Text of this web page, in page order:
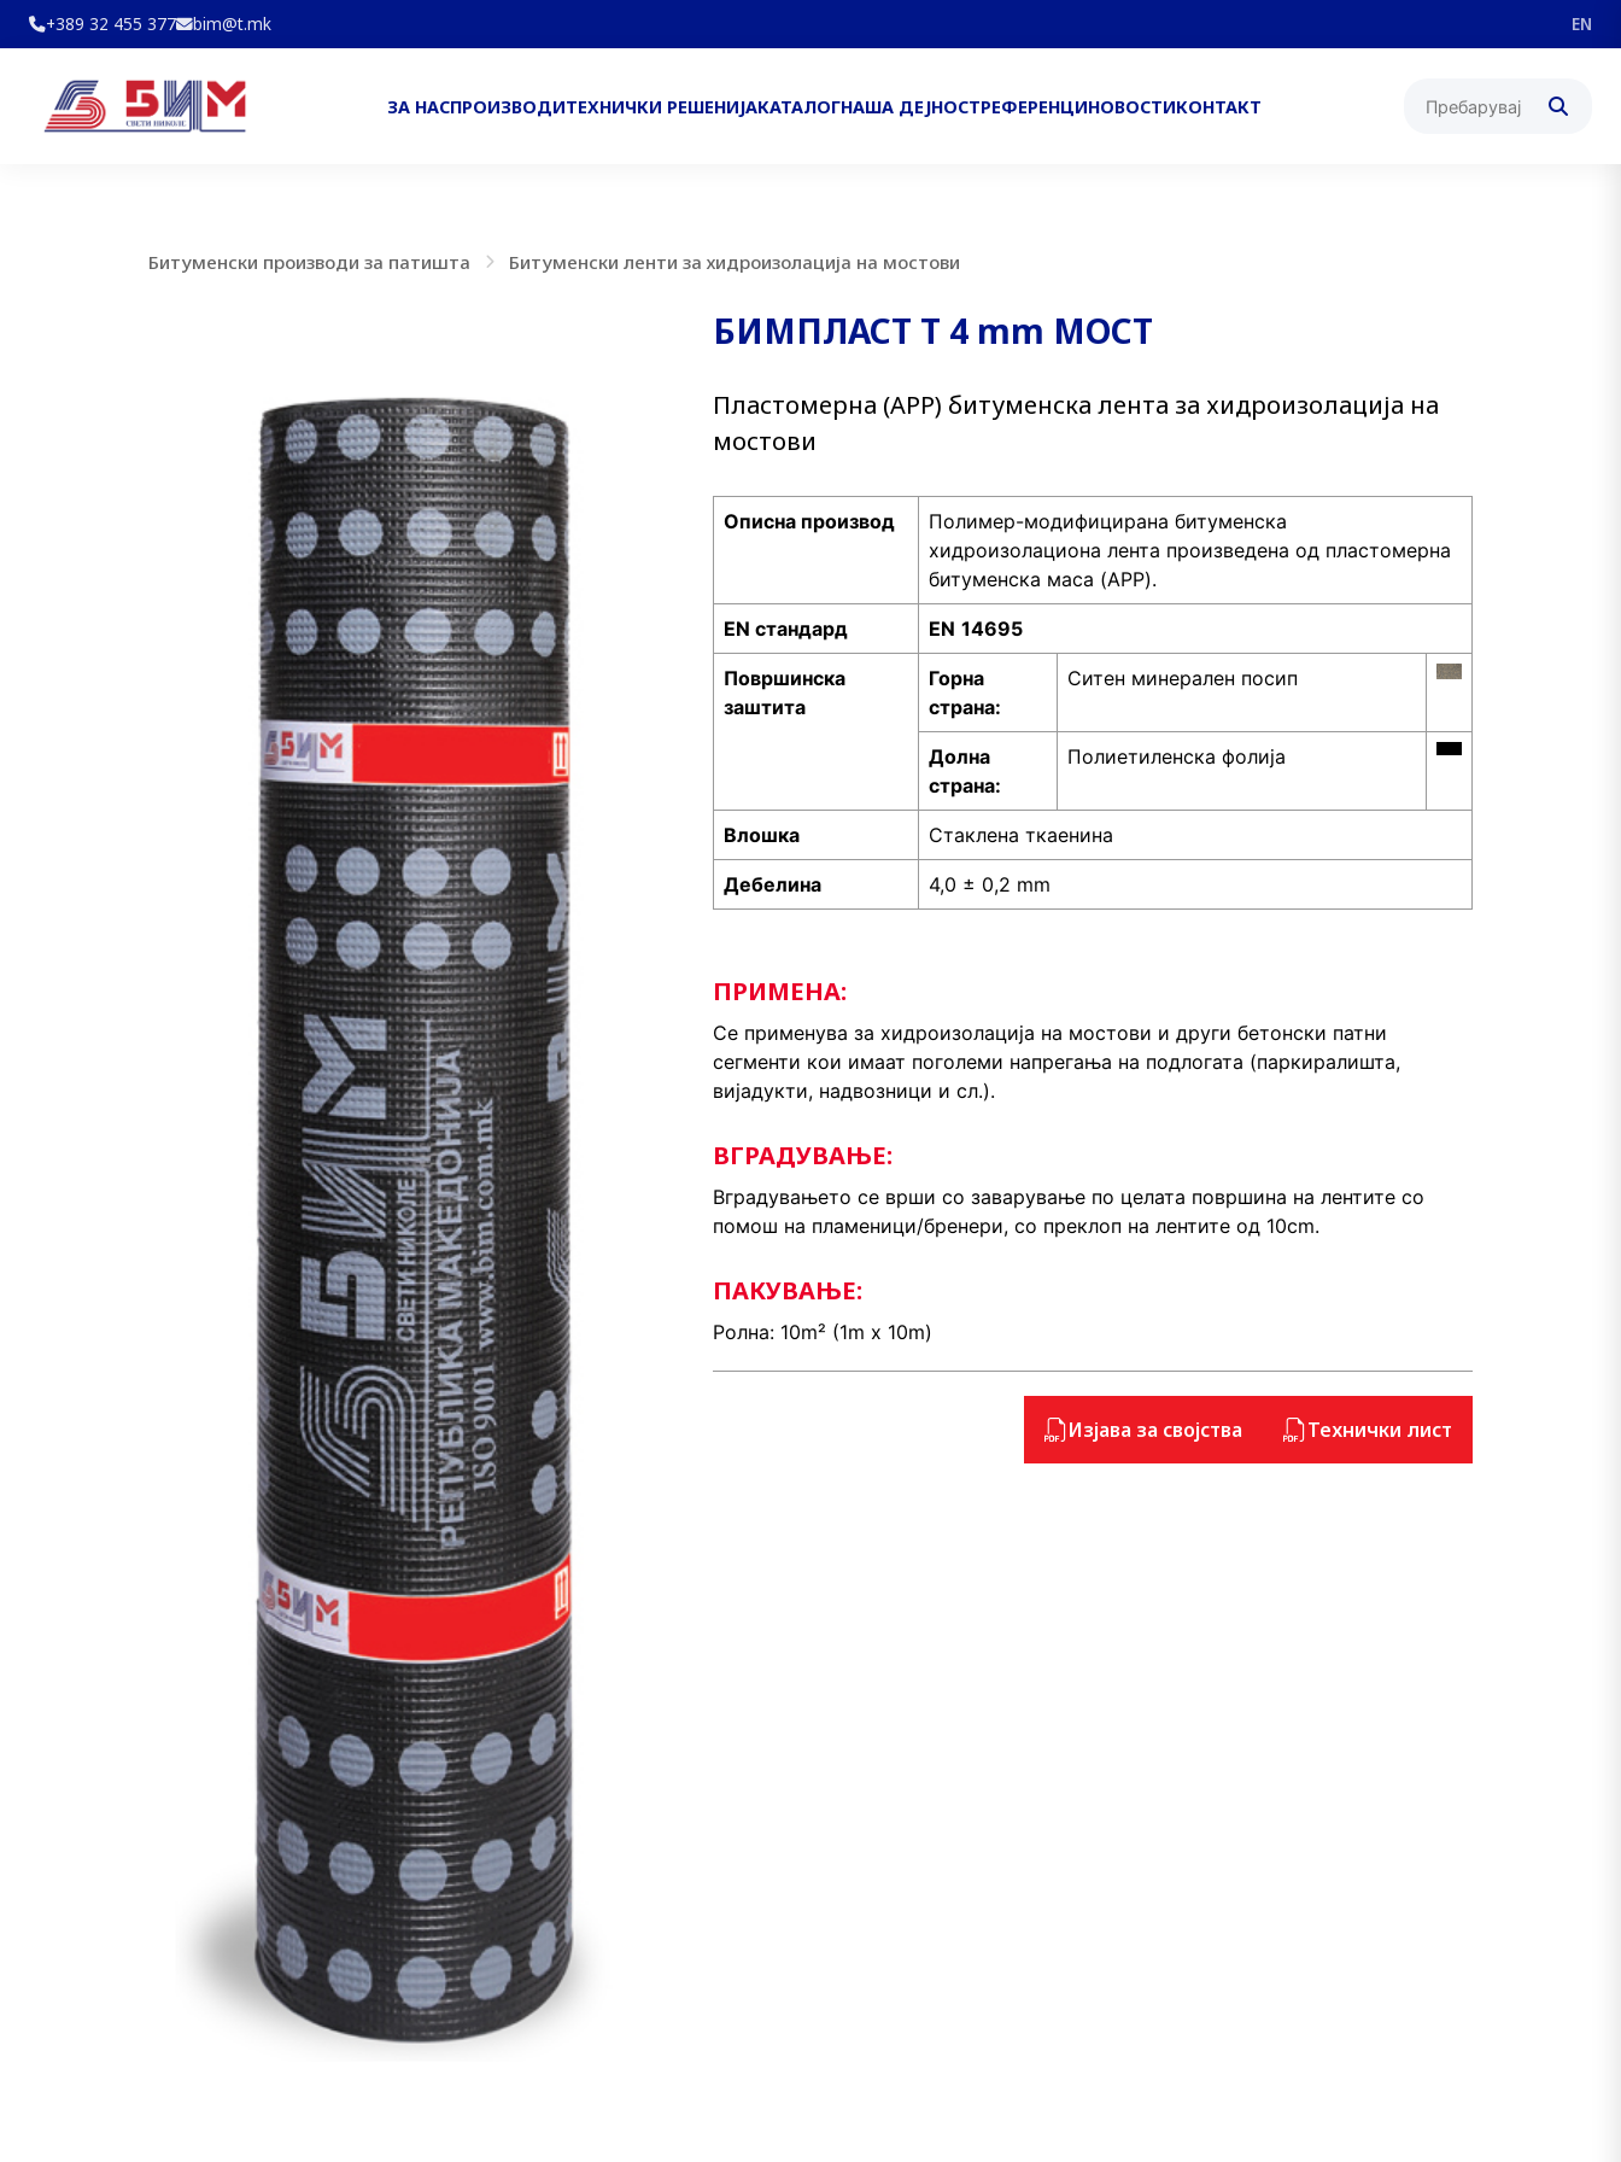
+389 32 455 377 bim@t.mk EN
ЗА НАСПРОИЗВОДИТЕХНИЧКИ РЕШЕНИЈАКАТАЛОГНАША ДЕЈНОСТРЕФЕРЕНЦИНОВОСТИКОНТАКТ
Битуменски производи за патишта Битуменски ленти за хидроизолација на мостови
БИМПЛАСТ Т 4 mm МОСТ
Пластомерна (APP) битуменска лента за хидроизолација на
мостови
Описна производ
Полимер-модифицирана битуменска
хидроизолациона лента произведена од пластомерна
битуменска маса (APP).
EN стандард EN 14695
Површинска
заштита
Горна
страна:
Ситен минерален посип
Долна
страна:
Полиетиленска фолија
Влошка Стаклена ткаенина
Дебелина 4,0 ± 0,2 mm
ПРИМЕНА:
Се применува за хидроизолација на мостови и други бетонски патни
сегменти кои имаат поголеми напрегања на подлогата (паркиралишта,
вијадукти, надвозници и сл.).
ВГРАДУВАЊЕ:
Вградувањето се врши со заварување по целата површина на лентите со
помош на пламеници/бренери, со преклоп на лентите од 10cm.
ПАКУВАЊЕ:
Ролна: 10m² (1m x 10m)
Изјава за својства Технички лист